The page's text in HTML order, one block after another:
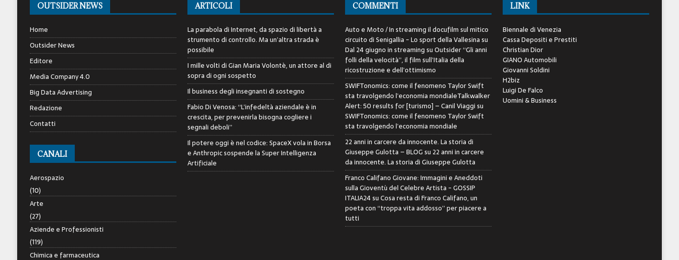
OUTSIDER NEWS
Home
Outsider News
Editore
Media Company 4.0
Big Data Advertising
Redazione
Contatti
CANALI
Aerospazio
(10)
Arte
(27)
Aziende e Professionisti
(119)
Chimica e farmaceutica
ARTICOLI
La parabola di Internet, da spazio di libertà a
strumento di controllo. Ma un’altra strada è
possibile
I mille volti di Gian Maria Volontè, un attore al di
sopra di ogni sospetto
Il business degli insegnanti di sostegno
Fabio Di Venosa: “L’infedeltà aziendale è in
crescita, per prevenirla bisogna cogliere i
segnali deboli”
Il potere oggi è nel codice: SpaceX vola in Borsa
e Anthropic sospende la Super Intelligenza
Artificiale
COMMENTI
Auto e Moto / In streaming il docufilm sul mitico
circuito di Senigallia - Lo sport della Vallesinasu
Dal 24 giugno in streaming su Outsider “Gli anni
folli della velocità”, il film sull’Italia della
ricostruzione e dell’ottimismo
SWIFTonomics: come il fenomeno Taylor Swift
sta travolgendo l’economia mondialeTalkwalker
Alert: 50 results for [turismo] – Canil Viaggisu
SWIFTonomics: come il fenomeno Taylor Swift
sta travolgendo l’economia mondiale
22 anni in carcere da innocente. La storia di
Giuseppe Gulotta – BLOGsu 22 anni in carcere
da innocente. La storia di Giuseppe Gulotta
Franco Califano Giovane: Immagini e Aneddoti
sulla Gioventù del Celebre Artista - GOSSIP
ITALIA24suCosa resta di Franco Califano, un
poeta con “troppa vita addosso” per piacere a
tutti
LINK
Biennale di Venezia
Cassa Depositi e Prestiti
Christian Dior
GIANO Automobili
Giovanni Soldini
H2biz
Luigi De Falco
Uomini & Business